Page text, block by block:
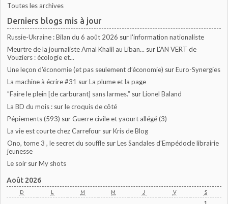
Toutes les archives
Derniers blogs mis à jour
Russie-Ukraine : Bilan du 6 août 2026 surl'information nationaliste
Meurtre de la journaliste Amal Khalil au Liban... surL'AN VERT de
Vouziers : écologie et...
Une leçon d’économie (et pas seulement d’économie) surEuro-Synergies
La machine à écrire #31 surLa plume et la page
”Faire le plein [de carburant] sans larmes.” surLionel Baland
La BD du mois : surle croquis de côté
Pépiements (593) surGuerre civile et yaourt allégé (3)
La vie est courte chez Carrefour surKris de Blog
Ono, tome 3 , le secret du souffle surLes Sandales d'Empédocle librairie
jeunesse
Le soir surMy shots
Août 2026
D L M M J V S